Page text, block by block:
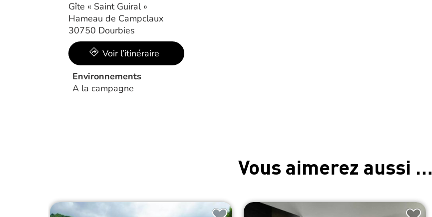
Gîte « Saint Guiral »
Hameau de Campclaux
30750 Dourbies
Voir l’itinéraire
Environnements
A la campagne
Vous aimerez aussi …